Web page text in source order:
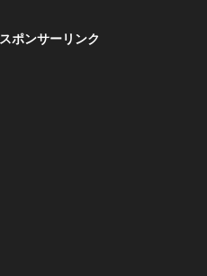
スポンサーリンク